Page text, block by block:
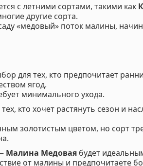
с летними сортами, такими как
другие сорта.
«медовый» поток малины,
для тех, кто предпочитает
ягод.
минимального ухода.
кто хочет растянуть сезон и
золотистым цветом, но сорт
Малина Медовая будет
от малины и предпочитаете